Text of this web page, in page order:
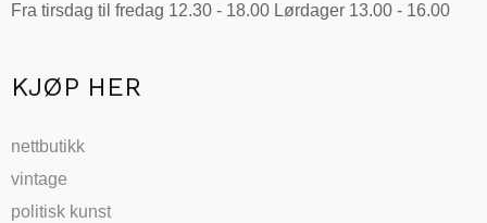
Fra tirsdag til fredag 12.30 - 18.00 Lørdager 13.00 - 16.00
KJØP HER
nettbutikk
vintage
politisk kunst